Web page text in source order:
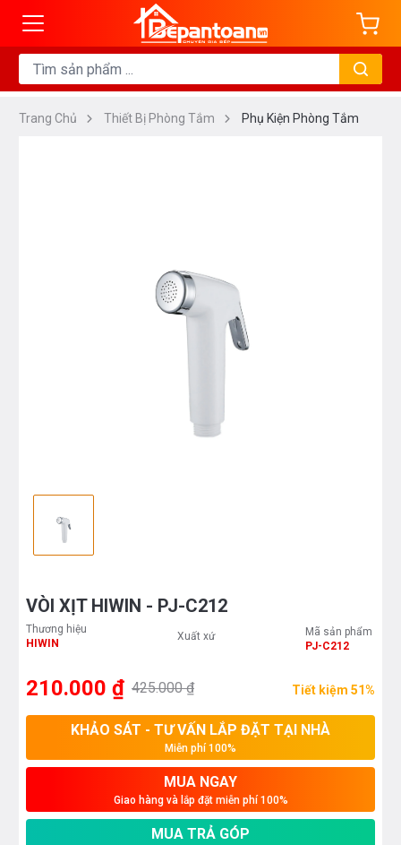
Trang Chủ Thiết Bị Phòng Tắm Phụ Kiện Phòng Tắm
VÒI XỊT HIWIN - PJ-C212
Thương hiệu
HIWIN
Xuất xứ
Mã sản phẩm
PJ-C212
210.000 ₫ 425.000 ₫ Tiết kiệm 51%
KHẢO SÁT - TƯ VẤN LẮP ĐẶT TẠI NHÀ
Miễn phí 100%
MUA NGAY
Giao hàng và lắp đặt miễn phí 100%
MUA TRẢ GÓP